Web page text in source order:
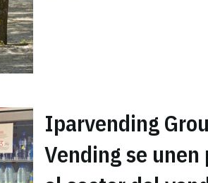
Iparvending
Vending se